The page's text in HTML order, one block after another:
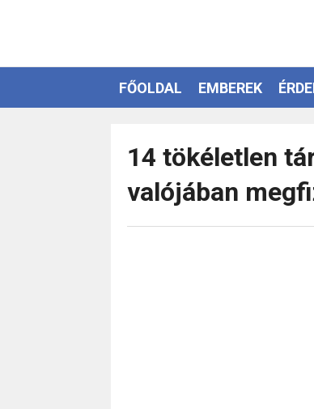
FŐOLDAL EMBEREK
14 tökéletlen
valójában